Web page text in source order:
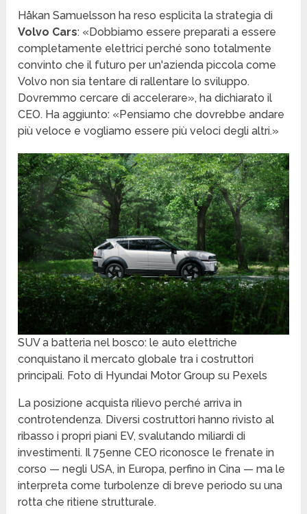
Håkan Samuelsson ha reso esplicita la strategia di
Volvo Cars: «Dobbiamo essere preparati a essere
completamente elettrici perché sono totalmente
convinto che il futuro per un'azienda piccola come
Volvo non sia tentare di rallentare lo sviluppo.
Dovremmo cercare di accelerare», ha dichiarato il
CEO. Ha aggiunto: «Pensiamo che dovrebbe andare
più veloce e vogliamo essere più veloci degli altri.»
SUV a batteria nel bosco: le auto elettriche
conquistano il mercato globale tra i costruttori
principali. Foto di Hyundai Motor Group su Pexels
La posizione acquista rilievo perché arriva in
controtendenza. Diversi costruttori hanno rivisto al
ribasso i propri piani EV, svalutando miliardi di
investimenti. Il 75enne CEO riconosce le frenate in
corso — negli USA, in Europa, perfino in Cina — ma le
interpreta come turbolenze di breve periodo su una
rotta che ritiene strutturale.